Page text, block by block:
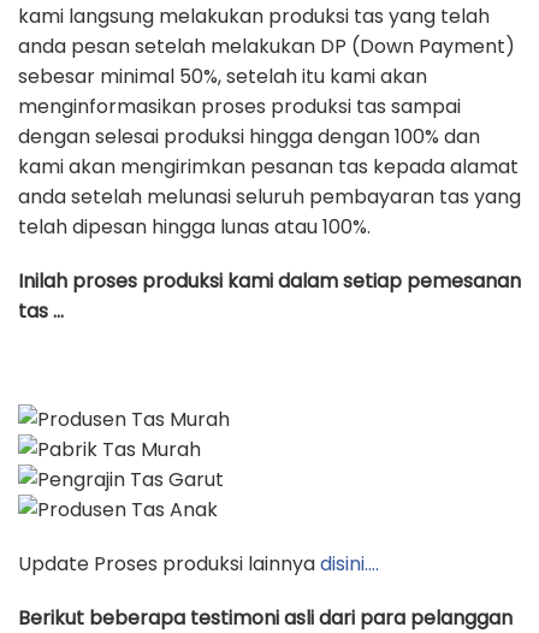
kami langsung melakukan produksi tas yang telah
anda pesan setelah melakukan DP (Down Payment)
sebesar minimal 50%, setelah itu kami akan
menginformasikan proses produksi tas sampai
dengan selesai produksi hingga dengan 100% dan
kami akan mengirimkan pesanan tas kepada alamat
anda setelah melunasi seluruh pembayaran tas yang
telah dipesan hingga lunas atau 100%.
Inilah proses produksi kami dalam setiap pemesanan
tas …
Update Proses produksi lainnyadisini….
Berikut beberapa testimoni asli dari para pelanggan